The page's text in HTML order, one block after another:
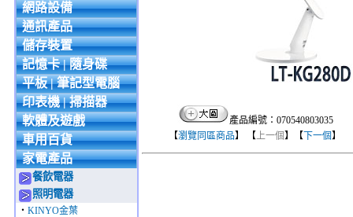
網路設備
通訊產品
儲存裝置
記憶卡 | 隨身碟
平板 | 筆記型電腦
印表機 | 掃描器
軟體及遊戲
車用百貨
家電產品
餐飲電器
照明電器
‧ KINYO金葉
產品編號：070540803035
【瀏覽同區商品】 【上一個】【 下一個】